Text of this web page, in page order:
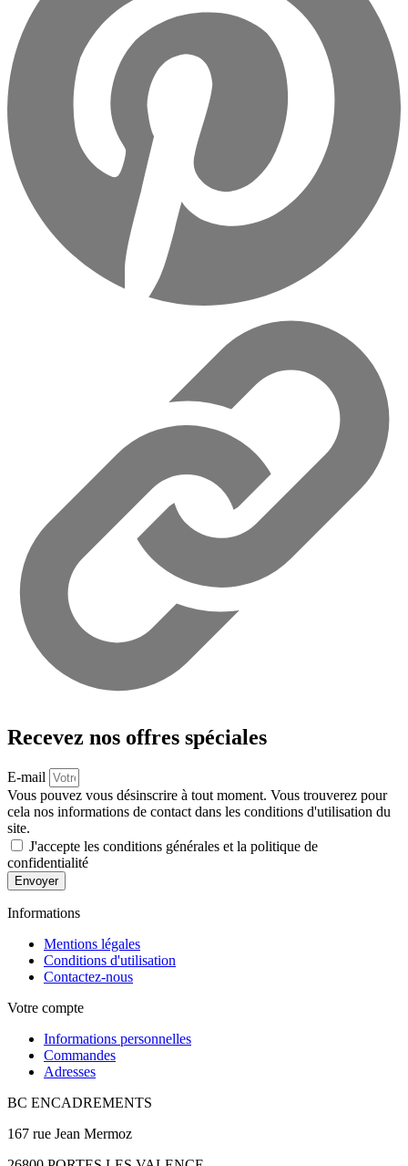
Recevez nos offres spéciales
E-mail
Vous pouvez vous désinscrire à tout moment. Vous trouverez pour
cela nos informations de contact dans les conditions d'utilisation du
site.
J'accepte les conditions générales et la politique de
confidentialité
Envoyer
Informations
Mentions légales
Conditions d'utilisation
Contactez-nous
Votre compte
Informations personnelles
Commandes
Adresses
BC ENCADREMENTS
167 rue Jean Mermoz